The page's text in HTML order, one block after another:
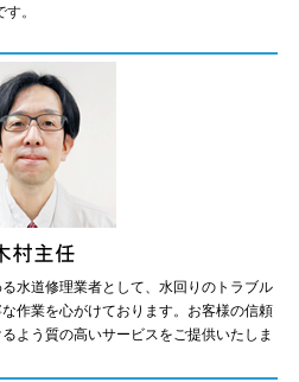
。
水道修理業者として、水回りのトラブル
作業を心がけております。お客様の信頼
よう質の高いサービスをご提供いたしま